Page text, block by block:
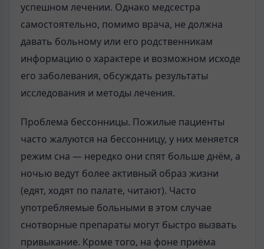
успешном лечении. Однако медсестра
самостоятельно, помимо врача, не должна
давать больному или его родственникам
информацию о характере и возможном исходе
его заболевания, обсуждать результаты
исследования и методы лечения.
Проблема бессонницы. Пожилые пациенты
часто жалуются на бессонницу, у них меняется
режим сна — нередко они спят больше днём, а
ночью ведут более активный образ жизни
(едят, ходят по палате, читают). Часто
употребляемые больными в этом случае
снотворные препараты могут быстро вызвать
привыкание. Кроме того, на фоне приёма